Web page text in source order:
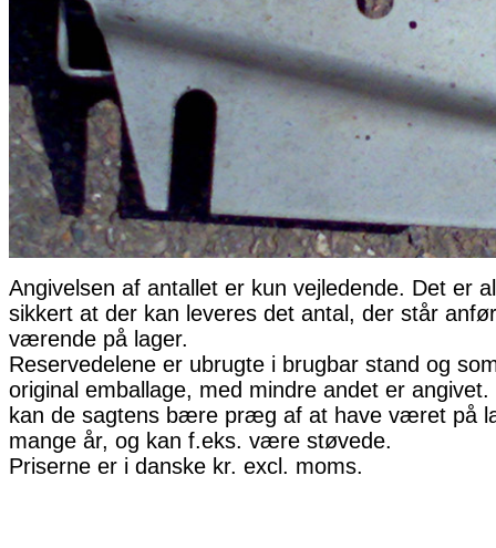
Angivelsen af antallet er kun vejledende. Det er
sikkert at der kan leveres det antal, der står
værende på lager.
Reservedelene er ubrugte i brugbar stand og
original emballage, med mindre andet er angivet.
kan de sagtens bære præg af at have været på
mange år, og kan f.eks. være støvede.
Priserne er i danske kr. excl. moms.